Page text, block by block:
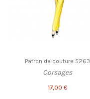
Patron de couture 5263
Corsages
17,00 €